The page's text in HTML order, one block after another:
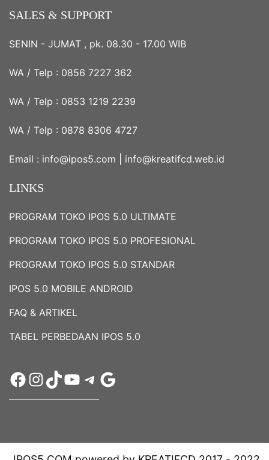
SALES & SUPPORT
SENIN - JUMAT , pk. 08.30 - 17.00 WIB
WA / Telp : 0856 7227 362
WA / Telp : 0853 1219 2239
WA / Telp : 0878 8306 4727
Email : info@ipos5.com info@kreatifcd.web.id
LINKS
PROGRAM TOKO IPOS 5.0 ULTIMATE
PROGRAM TOKO IPOS 5.0 PROFESIONAL
PROGRAM TOKO IPOS 5.0 STANDAR
IPOS 5.0 MOBILE ANDROID
FAQ & ARTIKEL
TABEL PERBEDAAN IPOS 5.0